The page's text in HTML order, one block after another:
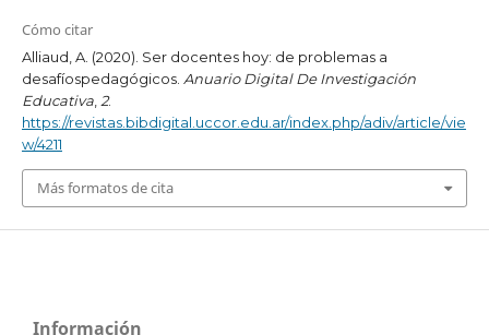
Cómo citar
Alliaud, A. (2020). Ser docentes hoy: de problemas a
desafíospedagógicos. Anuario Digital De Investigación
Educativa, 2.
https://revistas.bibdigital.uccor.edu.ar/index.php/adiv/article/vie
w/4211
Más formatos de cita
Información